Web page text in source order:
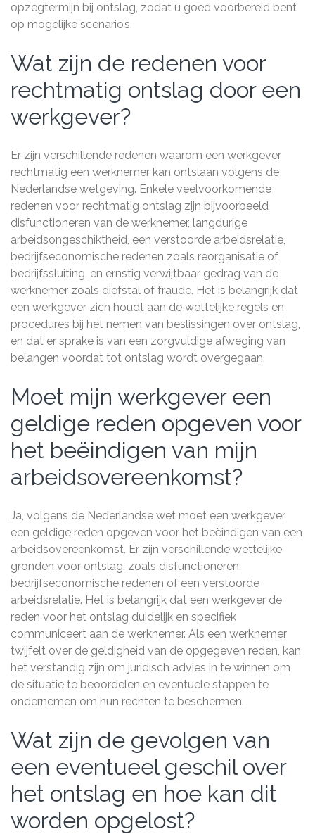
opzegtermijn bij ontslag, zodat u goed voorbereid bent
op mogelijke scenario’s.
Wat zijn de redenen voor
rechtmatig ontslag door een
werkgever?
Er zijn verschillende redenen waarom een werkgever
rechtmatig een werknemer kan ontslaan volgens de
Nederlandse wetgeving. Enkele veelvoorkomende
redenen voor rechtmatig ontslag zijn bijvoorbeeld
disfunctioneren van de werknemer, langdurige
arbeidsongeschiktheid, een verstoorde arbeidsrelatie,
bedrijfseconomische redenen zoals reorganisatie of
bedrijfssluiting, en ernstig verwijtbaar gedrag van de
werknemer zoals diefstal of fraude. Het is belangrijk dat
een werkgever zich houdt aan de wettelijke regels en
procedures bij het nemen van beslissingen over ontslag,
en dat er sprake is van een zorgvuldige afweging van
belangen voordat tot ontslag wordt overgegaan.
Moet mijn werkgever een
geldige reden opgeven voor
het beëindigen van mijn
arbeidsovereenkomst?
Ja, volgens de Nederlandse wet moet een werkgever
een geldige reden opgeven voor het beëindigen van een
arbeidsovereenkomst. Er zijn verschillende wettelijke
gronden voor ontslag, zoals disfunctioneren,
bedrijfseconomische redenen of een verstoorde
arbeidsrelatie. Het is belangrijk dat een werkgever de
reden voor het ontslag duidelijk en specifiek
communiceert aan de werknemer. Als een werknemer
twijfelt over de geldigheid van de opgegeven reden, kan
het verstandig zijn om juridisch advies in te winnen om
de situatie te beoordelen en eventuele stappen te
ondernemen om hun rechten te beschermen.
Wat zijn de gevolgen van
een eventueel geschil over
het ontslag en hoe kan dit
worden opgelost?